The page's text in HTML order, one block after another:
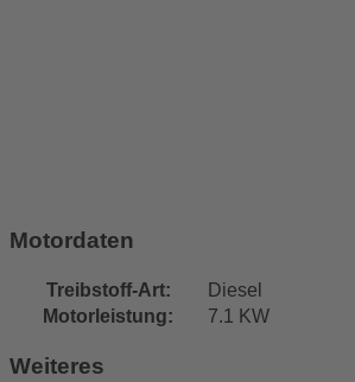
Motordaten
Treibstoff-Art:
Diesel
Motorleistung:
7.1 KW
Weiteres